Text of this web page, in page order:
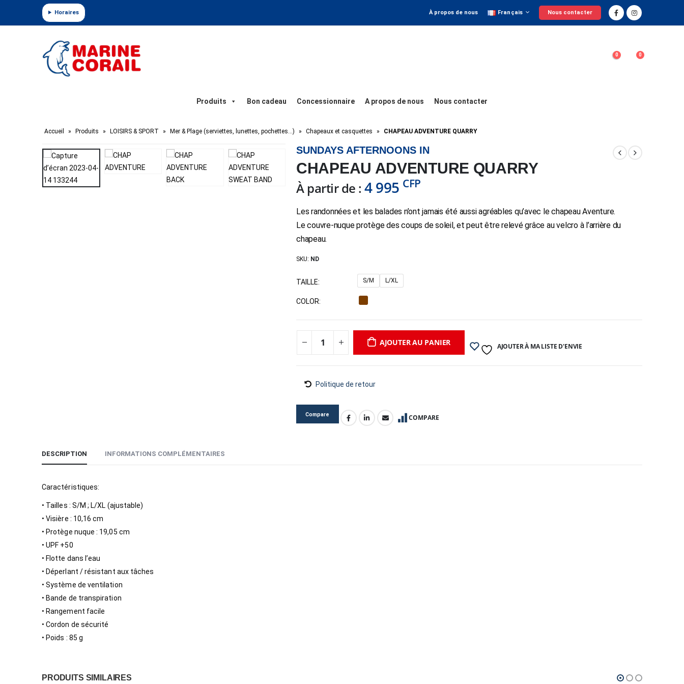
Horaires À propos de nous Français Nous contacter
0 0
Produits Bon cadeau Concessionnaire A propos de nous Nous contacter
Accueil » Produits » LOISIRS & SPORT » Mer & Plage (serviettes, lunettes, pochettes…) » Chapeaux et casquettes » CHAPEAU ADVENTURE QUARRY
SUNDAYS AFTERNOONS IN
CHAPEAU ADVENTURE QUARRY
À partir de :4 995 CFP
Les randonnées et les balades n’ont jamais été aussi agréables qu’avec le chapeau Aventure.
Lecouvre-nuqueprotège des coups de soleil, et peut être relevé grâce au velcro à l’arrière du
chapeau.
SKU: ND
TAILLE S/M L/XL
COLOR
AJOUTER AU PANIER AJOUTER À MA LISTE D'ENVIE
Politique de retour
Compare COMPARE
DESCRIPTION INFORMATIONS COMPLÉMENTAIRES
Caractéristiques:
• Tailles : S/M ; L/XL (ajustable)
• Visière : 10,16 cm
• Protège nuque : 19,05 cm
• UPF +50
• Flotte dans l’eau
• Déperlant / résistant aux tâches
• Système de ventilation
• Bande de transpiration
• Rangement facile
• Cordon de sécurité
• Poids : 85 g
PRODUITS SIMILAIRES
Panneau de gestion des cookies